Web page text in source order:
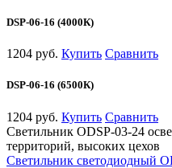
DSP-06-16 (4000К)
1204 руб. Купить Сравнить
DSP-06-16 (6500К)
1204 руб. Купить Сравнить
Светильник ODSP-03-24
территорий, высоких цехов
Светильник светодиодный